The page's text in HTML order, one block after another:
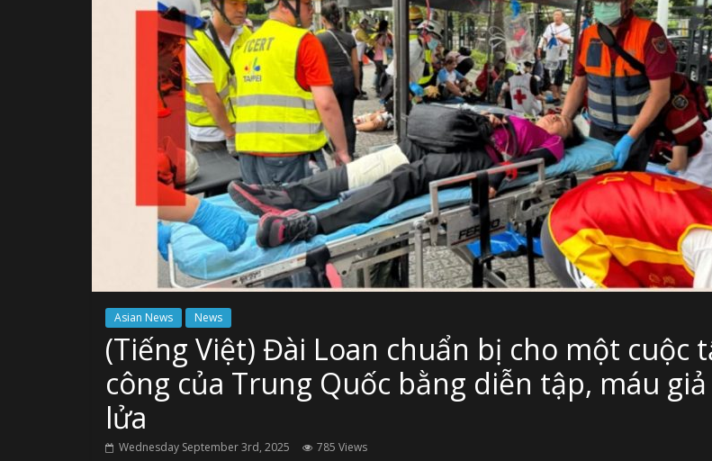
Asian News News
(Tiếng Việt) Đài Loan chuẩn bị cho một cuộc
công của Trung Quốc bằng diễn tập, máu
lửa
Wednesday September 3rd, 2025 785 Views